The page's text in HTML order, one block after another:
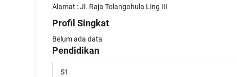
Alamat : Jl. Raja Tolangohula Ling III
Profil Singkat
Belum ada data
Pendidikan
S1